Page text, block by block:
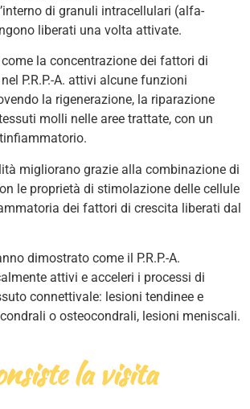
di granuli intracellulari (alfa-
liberati una volta attivate.
come la concentrazione dei fattori di
P.R.P.-A. attivi alcune funzioni
la rigenerazione, la riparazione
molli nelle aree trattate, con un
migliorano grazie alla combinazione di
le proprietà di stimolazione delle cellule
dei fattori di crescita liberati dal
dimostrato come il P.R.P.-A.
attivi e acceleri i processi di
connettivale: lesioni tendinee e
o osteocondrali, lesioni meniscali.
la visita